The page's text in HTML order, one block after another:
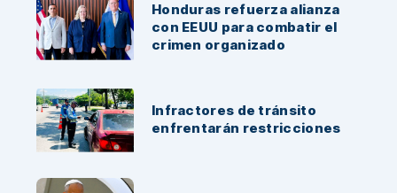
Honduras refuerza alianza
con EEUU para combatir el
crimen organizado
Infractores de tránsito
enfrentarán restricciones